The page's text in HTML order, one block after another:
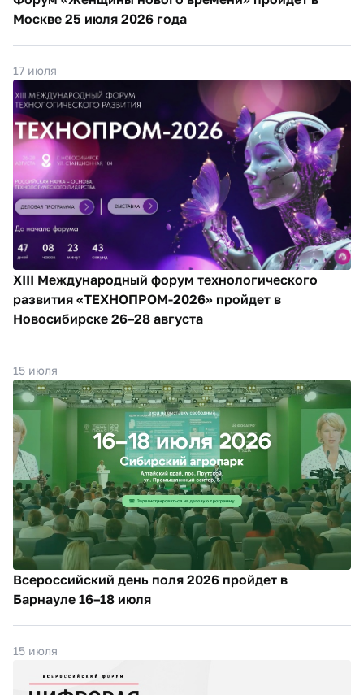
Москве 25 июля 2026 года
17 июля
XIII Международный форум технологического
развития «ТЕХНОПРОМ-2026» пройдет в
Новосибирске 26–28 августа
15 июля
Всероссийский день поля 2026 пройдет в
Барнауле 16–18 июля
15 июля